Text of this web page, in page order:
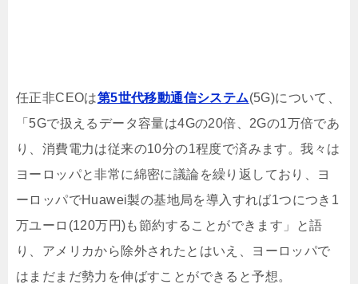
任正非CEOは第5世代移動通信システム(5G)について、
「5Gで扱えるデータ容量は4Gの20倍、2Gの1万倍であ
り、消費電力は従来の10分の1程度で済みます。我々は
ヨーロッパと非常に綿密に議論を繰り返しており、ヨ
ーロッパでHuawei製の基地局を導入すれば1つにつき1
万ユーロ(120万円)も節約することができます」と語
り、アメリカから除外されたとはいえ、ヨーロッパで
はまだまだ勢力を伸ばすことができると予想。